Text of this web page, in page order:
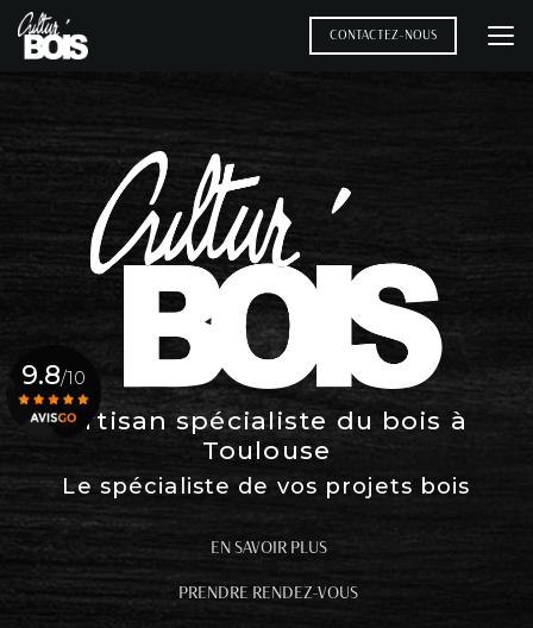
Aller
au
contenu
CONTACTEZ-NOUS
Artisan spécialiste du bois à
Toulouse
Le spécialiste de vos projets bois
EN SAVOIR PLUS
PRENDRE RENDEZ-VOUS
9.8/10